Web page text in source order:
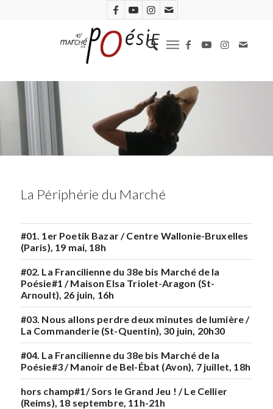
La Périphérie du Marché
#01. 1er Poetik Bazar / Centre Wallonie-Bruxelles
(Paris), 19 mai, 18h
#02. La Francilienne du 38e bis Marché de la
Poésie#1 / Maison Elsa Triolet-Aragon (St-
Arnoult), 26 juin, 16h
#03. Nous allons perdre deux minutes de lumière /
La Commanderie (St-Quentin), 30 juin, 20h30
#04. La Francilienne du 38e bis Marché de la
Poésie#3 / Manoir de Bel-Ébat (Avon), 7 juillet, 18h
hors champ#1/ Sors le Grand Jeu ! / Le Cellier
(Reims), 18 septembre, 11h-21h